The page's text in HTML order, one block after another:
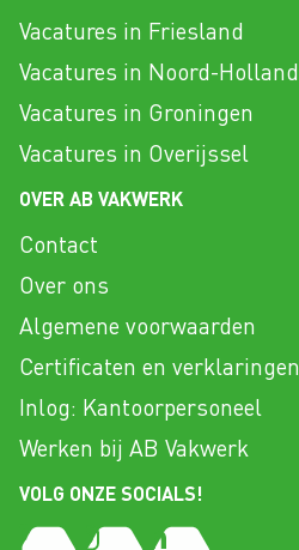
Vacatures in Friesland
Vacatures in Noord-Holland
Vacatures in Groningen
Vacatures in Overijssel
OVER AB VAKWERK
Contact
Over ons
Algemene voorwaarden
Certificaten en verklaringen
Inlog: Kantoorpersoneel
Werken bij AB Vakwerk
VOLG ONZE SOCIALS!